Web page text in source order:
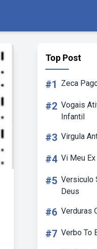
Top Post
#1 Zeca
#2 Vogais
Infantil
#3 Virgula
#4 Vi Meu
#5 Versiculo
Deus
#6 Verduras
#7 Verbo To